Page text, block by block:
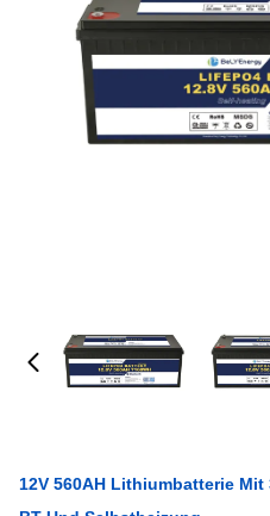
12V 560AH Lithiumbatterie Mit